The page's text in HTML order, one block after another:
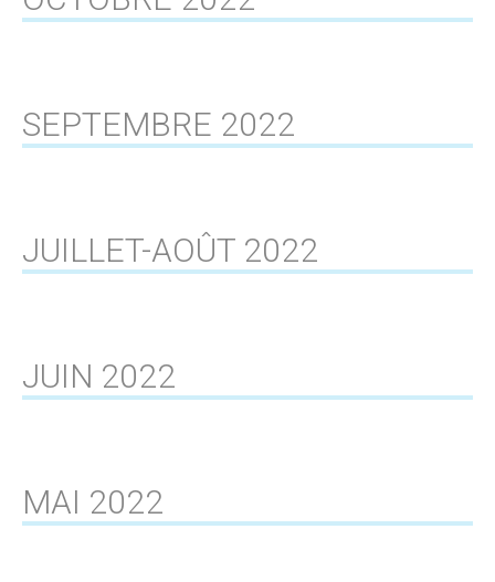
SEPTEMBRE 2022
JUILLET-AOÛT 2022
JUIN 2022
MAI 2022